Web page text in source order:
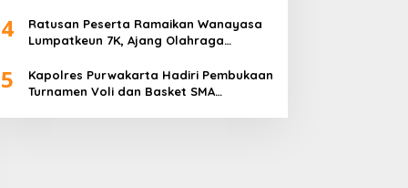
4
Ratusan Peserta Ramaikan Wanayasa
Lumpatkeun 7K, Ajang Olahraga
5
Kapolres Purwakarta Hadiri Pembukaan
Turnamen Voli dan Basket SMA